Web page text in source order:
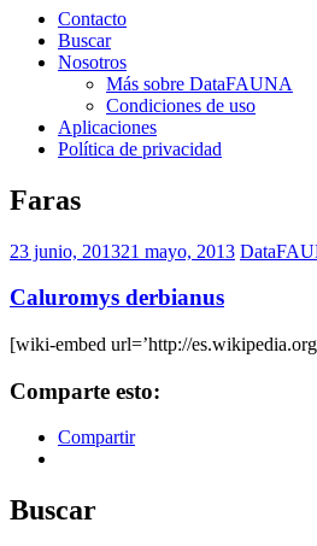
Contacto
Buscar
Nosotros
Más sobre DataFAUNA
Condiciones de uso
Aplicaciones
Política de privacidad
Faras
23 junio, 201321 mayo, 2013
Caluromys derbianus
[wiki-embed url=’http://
Comparte esto:
Compartir
Buscar